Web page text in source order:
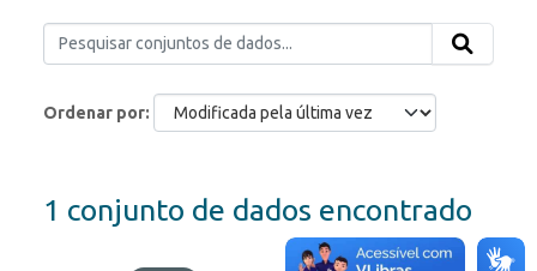
Ordenar por
1 conjunto de dados encontrado